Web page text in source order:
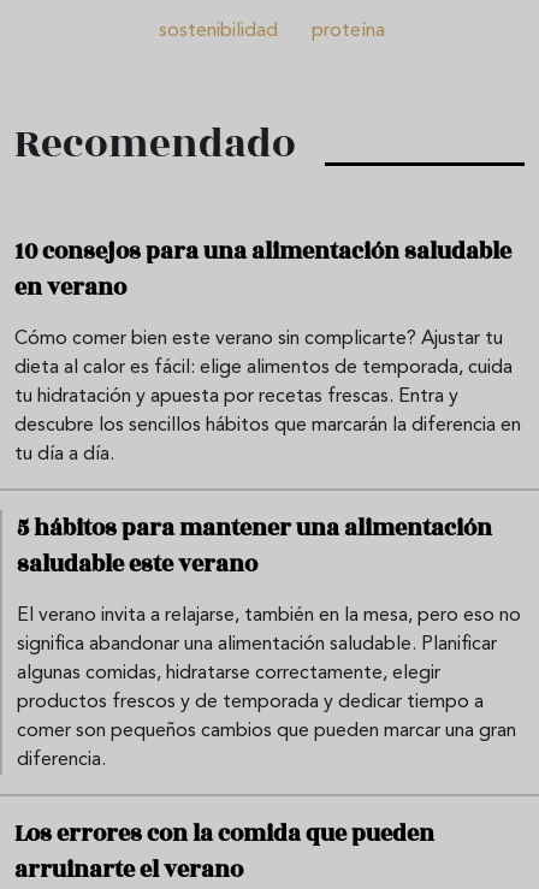
sostenibilidad proteína
Recomendado
10 consejos para una alimentación saludable
en verano
Cómo comer bien este verano sin complicarte? Ajustar tu
dieta al calor es fácil: elige alimentos de temporada, cuida
tu hidratación y apuesta por recetas frescas. Entra y
descubre los sencillos hábitos que marcarán la diferencia en
tu día a día.
5 hábitos para mantener una alimentación
saludable este verano
El verano invita a relajarse, también en la mesa, pero eso no
significa abandonar una alimentación saludable. Planificar
algunas comidas, hidratarse correctamente, elegir
productos frescos y de temporada y dedicar tiempo a
comer son pequeños cambios que pueden marcar una gran
diferencia.
Los errores con la comida que pueden
arruinarte el verano